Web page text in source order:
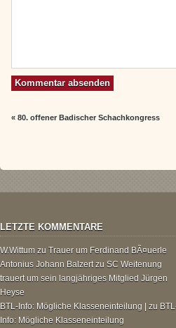
«80. offener Badischer Schachkongress
LETZTE KOMMENTARE
W.Wittum zu Trauer um Ferdinand BÃ¤uerle
Antonius Johann Balzertzu SC Weitenung
trauert um sein langjähriges Mitglied Jürgen
Heyse
BTL-Info: Mögliche Klasseneinteilung | zu
Info: Mögliche Klasseneinteilung